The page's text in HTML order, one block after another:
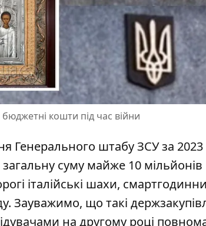
кошти під час війни
Генерального штабу ЗСУ за 2023
загальну суму майже 10
італійські шахи,
Зауважимо, що такі
на другому році